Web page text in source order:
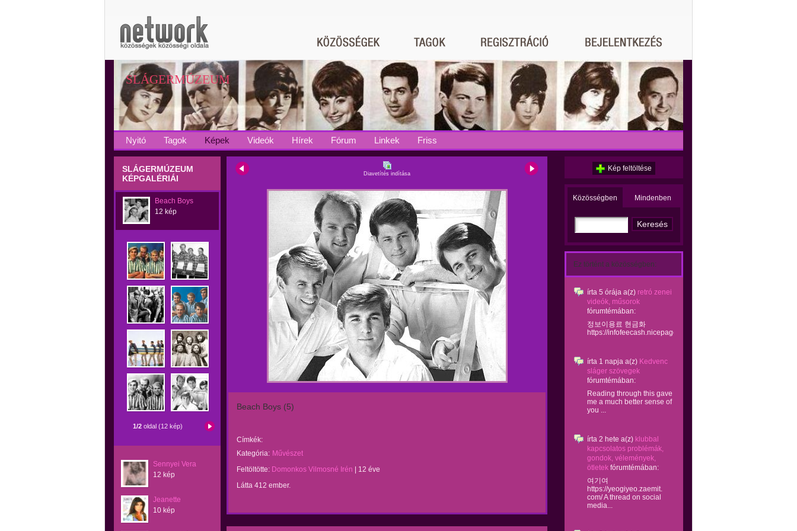
SLÁGERMÚZEUM
Nyitó Tagok Képek Videók Hírek Fórum Linkek Friss
SLÁGERMÚZEUM
KÉPGALÉRIÁI
Beach Boys
12 kép
1/2 oldal (12 kép)
Sennyei Vera
12 kép
Jeanette
10 kép
Diavetítés indítása
Beach Boys (5)
Címkék:
Kategória: Művészet
Feltöltötte: Domonkos Vilmosné Irén
12 éve
Látta 412 ember.
Kép feltöltése
Közösségben Mindenben
Ez történt a közösségben:
írta 5 órája a(z) retró zenei
videók, műsorok
fórumtémában:
정보이용료 현금화
https://infofeecash.nicepage...
írta 1 napja a(z) Kedvenc
sláger szövegek
fórumtémában:
Reading through this gave
me a much better sense of
you ...
írta 2 hete a(z) klubbal
kapcsolatos problémák,
gondok, vélemények,
ötletek fórumtémában:
여기여
https://yeogiyeo.zaemit.
com/ A thread on social
media...